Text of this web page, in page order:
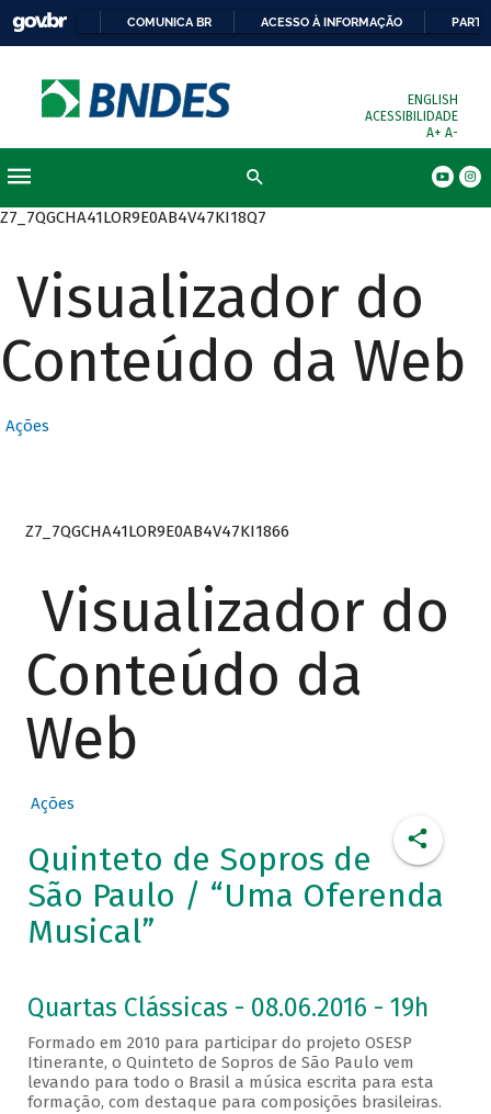
COMUNICA BR ACESSO À INFORMAÇÃO
ENGLISH
ACESSIBILIDADE
A+ A-
Z7_7QGCHA41LOR9E0AB4V47KI18Q7
Visualizador do
Conteúdo da Web
Ações
Z7_7QGCHA41LOR9E0AB4V47KI1866
Visualizador do
Conteúdo da
Web
Ações
Quinteto de Sopros de
São Paulo / “Uma Oferenda
Musical”
Quartas Clássicas - 08.06.2016 - 19h
Formado em 2010 para participar do projeto OSESP
Itinerante, o Quinteto de Sopros de São Paulo vem
levando para todo o Brasil a música escrita para esta
formação, com destaque para composições brasileiras.